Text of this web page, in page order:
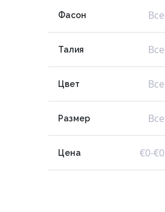
Фасон Все
Талия Все
Цвет Все
Размер Все
Цена €0-€0